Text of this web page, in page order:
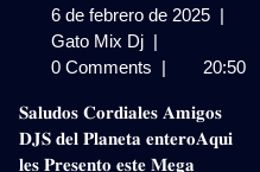
6 de febrero de 2025 6
febrero
2025
|
Gato Mix Dj 𝗣𝗔𝗖𝗞
𝗖𝗛𝗜𝗖𝗛𝗔𝗭𝗢
𝗘𝗫𝗧𝗘𝗡𝗗𝗘𝗗
𝟮𝟬𝟮𝟱
|
0 Comments | 20:50
𝐒𝐚𝐥𝐮𝐝𝐨𝐬 𝐂𝐨𝐫𝐝𝐢𝐚𝐥𝐞𝐬 𝐀𝐦𝐢𝐠𝐨𝐬
𝐃𝐉𝐒 𝐝𝐞𝐥 𝐏𝐥𝐚𝐧𝐞𝐭𝐚 𝐞𝐧𝐭𝐞𝐫𝐨𝐀𝐪𝐮𝐢
𝐥𝐞𝐬 𝐏𝐫𝐞𝐬𝐞𝐧𝐭𝐨 𝐞𝐬𝐭𝐞 𝐌𝐞𝐠𝐚